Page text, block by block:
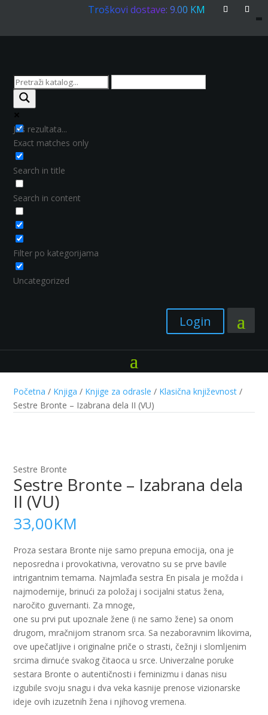
Troškovi dostave: 9.00 KM
Još rezultata...
Exact matches only
Search in title
Search in content
Filter po kategorijama
Uncategorized
Login
Početna / Knjiga / Knjige za odrasle / Klasična književnost /
Sestre Bronte – Izabrana dela II (VU)
Sestre Bronte
Sestre Bronte – Izabrana dela
II (VU)
33,00KM
Proza sestara Bronte nije samo prepuna emocija, ona je
neposredna i provokativna, verovatno su se prve bavile
intrigantnim temama. Najmlađa sestra En pisala je možda i
najmodernije, brinući za položaj i socijalni status žena,
naročito guvernanti. Za mnoge,
one su prvi put upoznale žene (i ne samo žene) sa onom
drugom, mračnijom stranom srca. Sa nezaboravnim likovima,
ove upečatljive i originalne priče o strasti, čežnji i slomljenim
srcima dirnuće svakog čitaoca u srce. Univerzalne poruke
sestara Bronte o autentičnosti i feminizmu i danas nisu
izgubile svoju snagu i dva veka kasnije prenose vizionarske
ideje ovih izuzetnih žena i njihovog vremena.